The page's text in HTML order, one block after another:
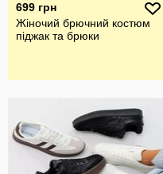
699 грн
Жіночий брючний костюм
піджак та брюки